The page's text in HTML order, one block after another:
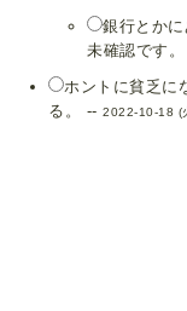
銀行とか
未確認です
ホントに貧乏に
る。 --2022-10-18 (